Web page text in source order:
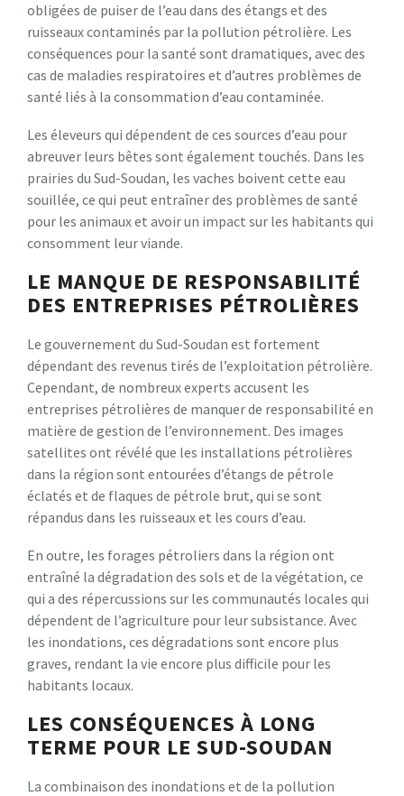
obligées de puiser de l’eau dans des étangs et des
ruisseaux contaminés par la pollution pétrolière. Les
conséquences pour la santé sont dramatiques, avec des
cas de maladies respiratoires et d’autres problèmes de
santé liés à la consommation d’eau contaminée.
Les éleveurs qui dépendent de ces sources d’eau pour
abreuver leurs bêtes sont également touchés. Dans les
prairies du Sud-Soudan, les vaches boivent cette eau
souillée, ce qui peut entraîner des problèmes de santé
pour les animaux et avoir un impact sur les habitants qui
consomment leur viande.
LE MANQUE DE RESPONSABILITÉ
DES ENTREPRISES PÉTROLIÈRES
Le gouvernement du Sud-Soudan est fortement
dépendant des revenus tirés de l’exploitation pétrolière.
Cependant, de nombreux experts accusent les
entreprises pétrolières de manquer de responsabilité en
matière de gestion de l’environnement. Des images
satellites ont révélé que les installations pétrolières
dans la région sont entourées d’étangs de pétrole
éclatés et de flaques de pétrole brut, qui se sont
répandus dans les ruisseaux et les cours d’eau.
En outre, les forages pétroliers dans la région ont
entraîné la dégradation des sols et de la végétation, ce
qui a des répercussions sur les communautés locales qui
dépendent de l’agriculture pour leur subsistance. Avec
les inondations, ces dégradations sont encore plus
graves, rendant la vie encore plus difficile pour les
habitants locaux.
LES CONSÉQUENCES À LONG
TERME POUR LE SUD-SOUDAN
La combinaison des inondations et de la pollution